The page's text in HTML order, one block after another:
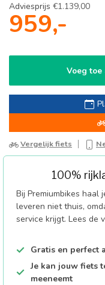
Adviesprijs €1.139,00
959,-
Voeg
Vergelijk fiets
100%
Bij Premiumbikes haal
leveren niet thuis,
service krijgt. Lees de
Gratis en perfect
Je kan jouw fiets
meeneemt